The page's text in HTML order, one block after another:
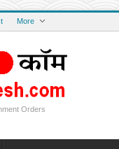
More
Orders